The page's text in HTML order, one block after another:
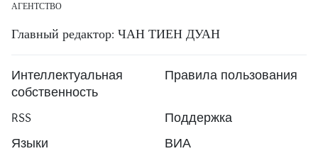
АГЕНТСТВО
Главный редактор: ЧАН ТИЕН ДУАН
Интеллектуальная
собственность
Правила пользования
RSS
Поддержка
Языки
ВИА